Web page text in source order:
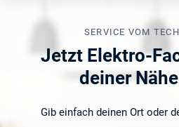
SERVICE VOM
Jetzt Elektro-
deiner
Gib einfach deinen Ort oder